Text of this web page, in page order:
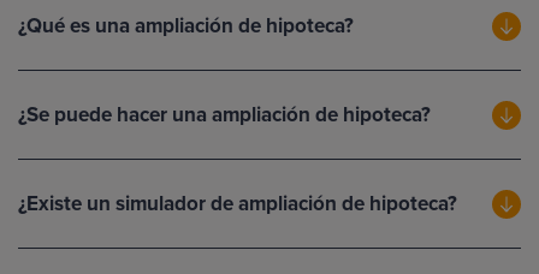
¿Qué es una ampliación de hipoteca?
¿Se puede hacer una ampliación de hipoteca?
¿Existe un simulador de ampliación de hipoteca?